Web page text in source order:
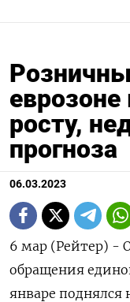
росту,
прогноза
06.03.2023
6 мар (Рейтер) -
обращения
январе поднялся